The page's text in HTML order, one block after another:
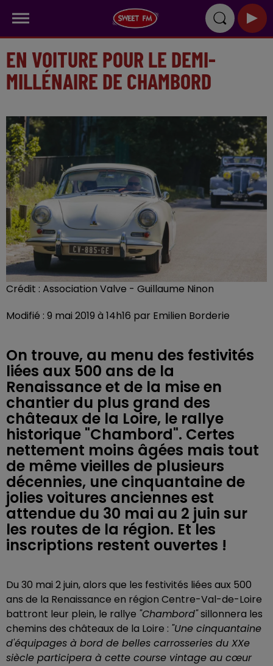
EN VOITURE POUR LE DEMI-
MILLÉNAIRE DE CHAMBORD
Crédit : Association Valve - Guillaume Ninon
Modifié : 9 mai 2019 à 14h16 par Emilien Borderie
On trouve, au menu des festivités
liées aux 500 ans de la
Renaissance et de la mise en
chantier du plus grand des
châteaux de la Loire, le rallye
historique "Chambord". Certes
nettement moins âgées mais tout
de même vieilles de plusieurs
décennies, une cinquantaine de
jolies voitures anciennes est
attendue du 30 mai au 2 juin sur
les routes de la région. Et les
inscriptions restent ouvertes !
Du 30 mai 2 juin, alors que les festivités liées aux 500
ans de la Renaissance en région Centre-Val-de-Loire
battront leur plein, le rallye "Chambord"sillonnera les
chemins des châteaux de la Loire : "Une cinquantaine
d'équipages à bord de belles carrosseries du XXe
siècle participera à cette course vintage au cœur